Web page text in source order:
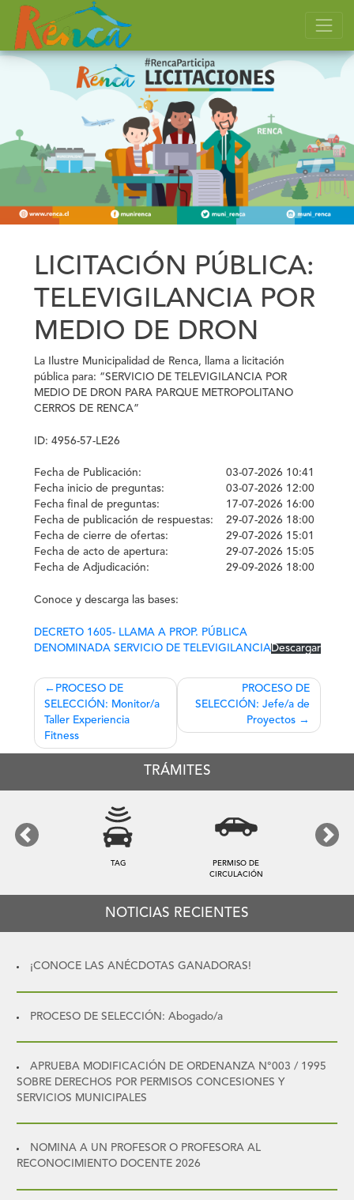
LICITACIÓN PÚBLICA:
TELEVIGILANCIA POR
MEDIO DE DRON
La Ilustre Municipalidad de Renca, llama a licitación
pública para: “SERVICIO DE TELEVIGILANCIA POR
MEDIO DE DRON PARA PARQUE METROPOLITANO
CERROS DE RENCA”
ID: 4956-57-LE26
Fecha de Publicación:
03-07-2026 10:41
Fecha inicio de preguntas:
03-07-2026 12:00
Fecha final de preguntas:
17-07-2026 16:00
Fecha de publicación de respuestas:
29-07-2026 18:00
Fecha de cierre de ofertas:
29-07-2026 15:01
Fecha de acto de apertura:
29-07-2026 15:05
Fecha de Adjudicación:
29-09-2026 18:00
Conoce y descarga las bases:
DECRETO 1605- LLAMA A PROP. PÚBLICA
DENOMINADA SERVICIO DE TELEVIGILANCIADescargar
Navegación
de
entradas
PROCESO DE
SELECCIÓN: Monitor/a
Taller Experiencia
Fitness
PROCESO DE
SELECCIÓN: Jefe/a de
Proyectos
TRÁMITES
TAG
PERMISO DE
CIRCULACIÓN
Previous Next
NOTICIAS RECIENTES
¡CONOCE LAS ANÉCDOTAS GANADORAS!
PROCESO DE SELECCIÓN: Abogado/a
APRUEBA MODIFICACIÓN DE ORDENANZA N°003 / 1995
SOBRE DERECHOS POR PERMISOS CONCESIONES Y
SERVICIOS MUNICIPALES
NOMINA A UN PROFESOR O PROFESORA AL
RECONOCIMIENTO DOCENTE 2026